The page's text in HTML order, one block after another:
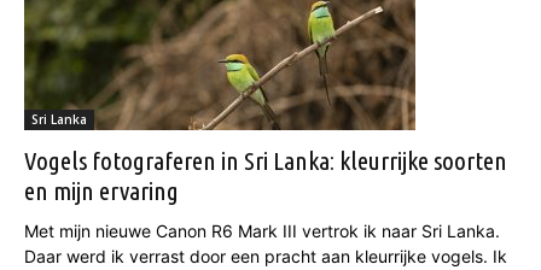
Sri Lanka
Vogels fotograferen in Sri Lanka: kleurrijke soorten
en mijn ervaring
Met mijn nieuwe Canon R6 Mark III vertrok ik naar Sri Lanka.
Daar werd ik verrast door een pracht aan kleurrijke vogels. Ik